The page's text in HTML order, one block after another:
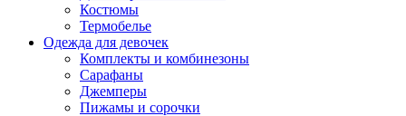
Костюмы
Термобелье
Одежда для девочек
Комплекты и комбинезоны
Сарафаны
Джемперы
Пижамы и сорочки